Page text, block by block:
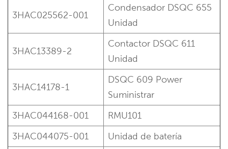
3HAC025562-001
Condensador DSQC 655
Unidad
3HAC13389-2
Contactor DSQC 611
Unidad
3HAC14178-1
DSQC 609 Power
Suministrar
3HAC044168-001
RMU101
3HAC044075-001
Unidad de batería